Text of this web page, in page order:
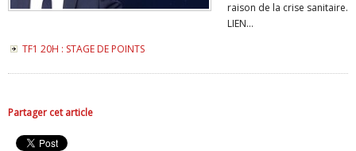
raison de la crise sanitaire.
LIEN...
TF1 20H : STAGE DE POINTS
Partager cet article